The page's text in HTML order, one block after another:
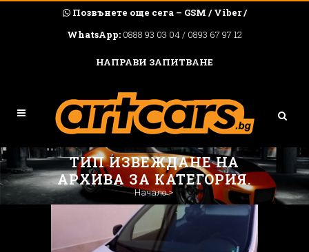
Позвънете още сега – GSM / Viber /
WhatsApp: 0888 93 03 04 / 0893 67 97 12
НАПРАВИ ЗАПИТВАНЕ
ТИП ИЗВЕЖДАНЕ НА
АРХИВА ЗА КАТЕГОРИЯ.
Начало>